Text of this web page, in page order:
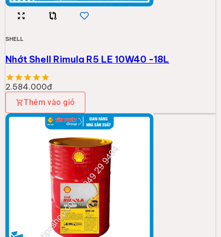
SHELL
Nhớt Shell Rimula R5 LE 10W40 -18L
2.584.000đ
Thêm vào giỏ